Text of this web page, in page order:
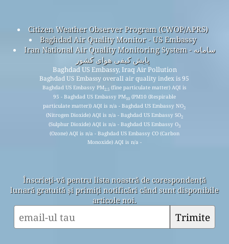
Citizen Weather Observer Program (CWOP/APRS)
Baghdad Air Quality Monitor - US Embassy
Iran National Air Quality Monitoring System - سامانه
پایش کیفی هوای کشور
Baghdad US Embassy, Iraq Air Pollution
Baghdad US Embassy overall air quality index is 95
Baghdad US Embassy PM2.5(fine particulate matter) AQI is
95 - Baghdad US Embassy PM10(PM10 (Respirable
particulate matter)) AQI is n/a - Baghdad US Embassy NO2
(Nitrogen Dioxide) AQI is n/a - Baghdad US Embassy SO2
(Sulphur Dioxide) AQI is n/a - Baghdad US Embassy O3
(Ozone) AQI is n/a - Baghdad US Embassy CO (Carbon
Monoxide) AQI is n/a -
Înscrieți-vă pentru lista noastră de corespondență
lunară gratuită și primiți notificări când sunt disponibile
articole noi.
Trimite